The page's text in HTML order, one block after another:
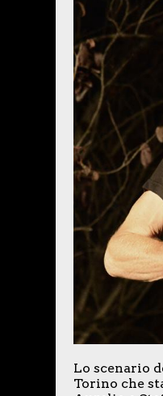
Lo scenario
Torino che